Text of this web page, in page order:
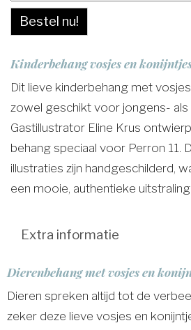
Bestel nu!
Kinderbehang vosjes en
Dit lieve kinderbehang met
zowel geschikt voor jongens- als
Gastillustrator Eline Krus
behang speciaal voor Perron 11.
illustraties zijn handgeschilderd,
een mooie, authentieke
Extra informatie
Dierenbehang met vosjes en
Dieren spreken altijd tot de
zeker deze lieve vosjes en